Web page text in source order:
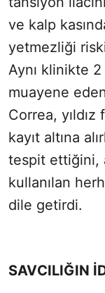
ve kalp
yetmezliği
Aynı klinikte 2
muayene
Correa, yıldız
kayıt altına
tespit ettiğini,
kullanılan
dile getirdi.
SAVCILIĞIN